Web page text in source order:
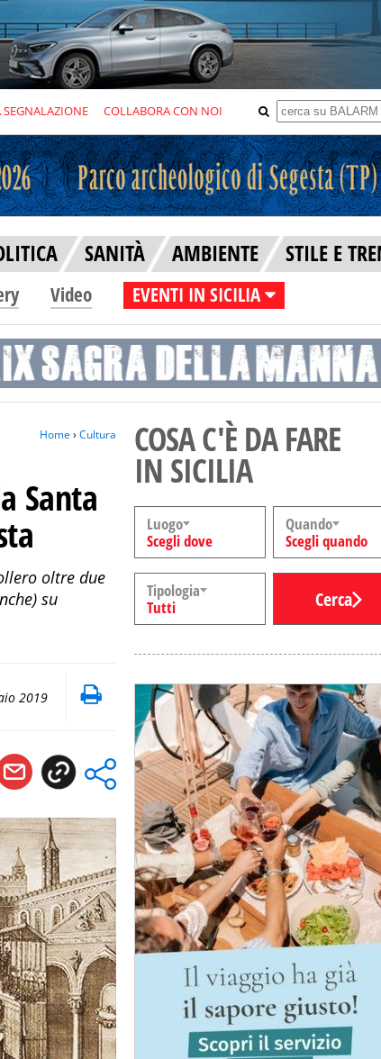
COLLABORA CON NOI
SANITÀ AMBIENTE STILE E
Video EVENTI IN SICILIA
Home› Cultura
Santa
oltre due
su
2019
COSA C'È DA FARE
IN SICILIA
Luogo
Scegli dove
Quando
Scegli quando
Tipologia
Tutti
Cerca